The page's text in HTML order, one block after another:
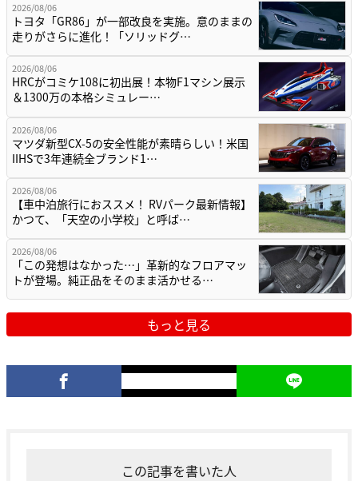
2026/08/06
トヨタ「GR86」が一部改良を実施。意のままの
走りがさらに進化！「ソリッドグ…
2026/08/06
HRCがコミケ108に初出展！本物F1マシン展示
＆1300万の本格シミュレー…
2026/08/06
マツダ新型CX-5の安全性能が素晴らしい！米国
IIHSで3年連続全ブランド1…
2026/08/06
【車中泊旅行におススメ！ RVパーク最新情報】
かつて、「天空の小学校」と呼ば…
2026/08/06
「この発想はなかった…」革新的なフロアマッ
トが登場。純正品をそのまま活かせる…
もっと見る
この記事を書いた人